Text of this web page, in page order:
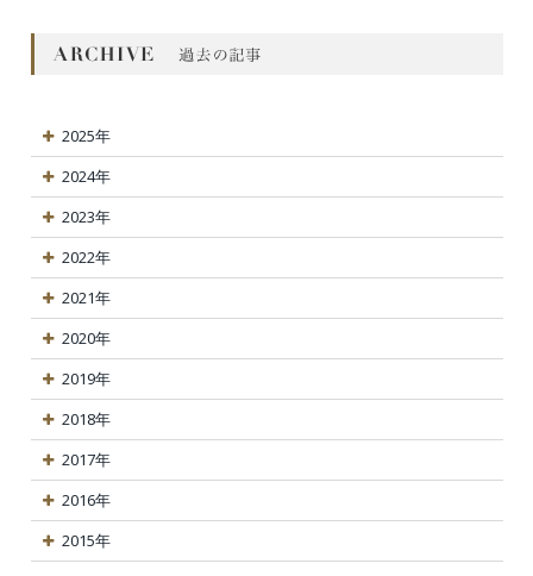
2025年
2024年
2023年
2022年
2021年
2020年
2019年
2018年
2017年
2016年
2015年